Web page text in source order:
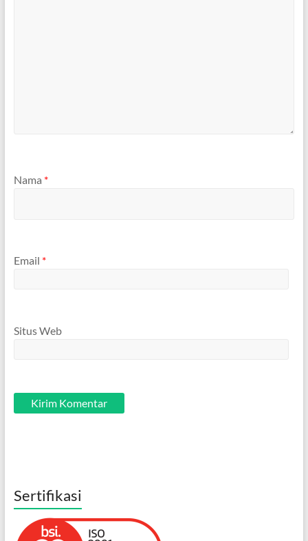
Nama *
Email *
Situs Web
Sertifikasi